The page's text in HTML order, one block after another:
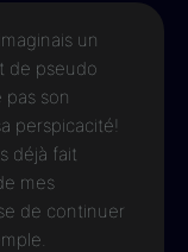
un
de pseudo
son
perspicacité!
déjà fait
mes
de continuer